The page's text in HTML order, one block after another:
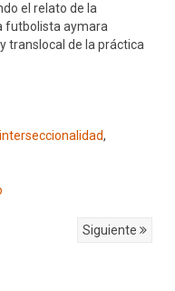
el relato de la
futbolista aymara
translocal de la práctica
interseccionalidad,
Siguiente